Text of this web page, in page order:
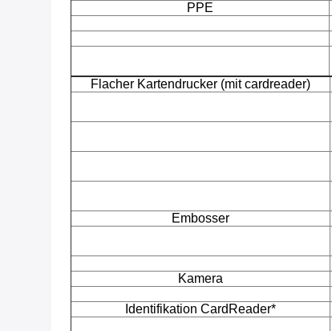
PPE
Flacher Kartendrucker (mit cardreader)
Embosser
Kamera
Identifikation CardReader*